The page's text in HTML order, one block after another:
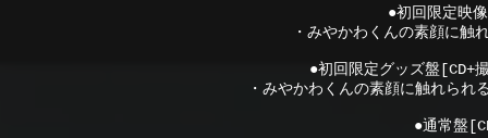
●初回限定映
・みやかわくんの素顔に触
●初回限定グッズ盤
・みやかわくんの素顔に触れら
●通常盤